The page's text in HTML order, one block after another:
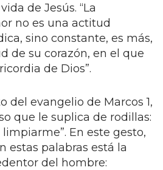
de Jesús. “La
no es una actitud
sino constante, es más,
de su corazón, en el que
de Dios”.
del evangelio de Marcos 1,
que le suplica de rodillas:
limpiarme”. En este gesto,
estas palabras está la
del hombre: